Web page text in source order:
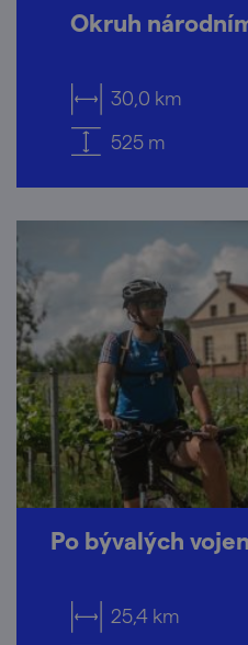
Okruh
30,0 km
525 m
Po bývalých
25,4 km